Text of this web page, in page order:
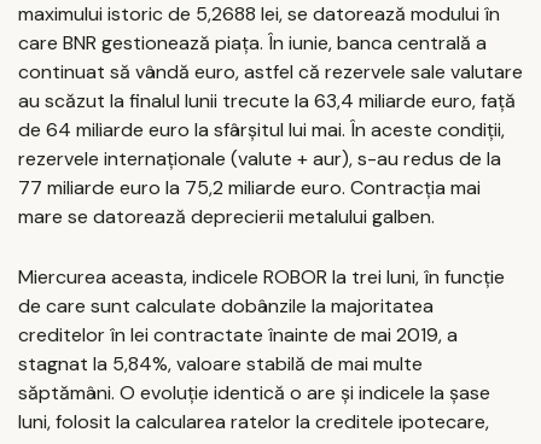
maximului istoric de 5,2688 lei, se datorează modului în
care BNR gestionează piața. În iunie, banca centrală a
continuat să vândă euro, astfel că rezervele sale valutare
au scăzut la finalul lunii trecute la 63,4 miliarde euro, față
de 64 miliarde euro la sfârșitul lui mai. În aceste condiții,
rezervele internaţionale (valute + aur), s-au redus de la
77 miliarde euro la 75,2 miliarde euro. Contracția mai
mare se datorează deprecierii metalului galben.
Miercurea aceasta, indicele ROBOR la trei luni, în funcţie
de care sunt calculate dobânzile la majoritatea
creditelor în lei contractate înainte de mai 2019, a
stagnat la 5,84%, valoare stabilă de mai multe
săptămâni. O evoluție identică o are și indicele la șase
luni, folosit la calcularea ratelor la creditele ipotecare,